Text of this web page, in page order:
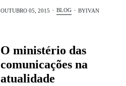
OUTUBRO 05, 2015 BLOG BYIVAN
O ministério das
comunicações na
atualidade